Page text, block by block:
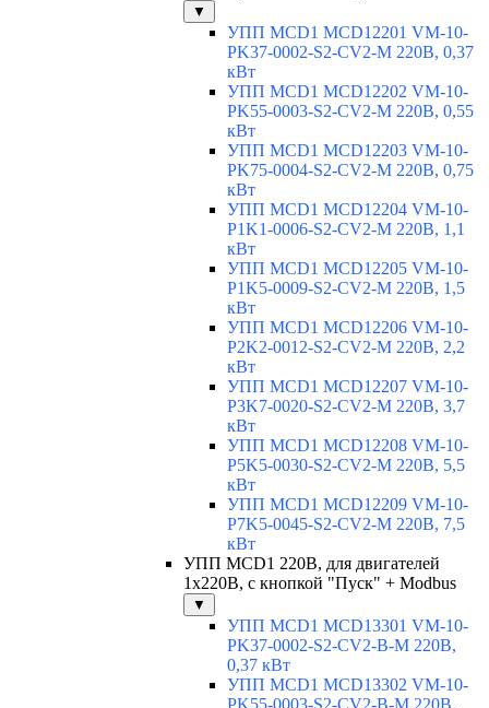
▼
УПП MCD1 MCD12201 VM-10-
PK37-0002-S2-CV2-M 220В, 0,37
кВт
УПП MCD1 MCD12202 VM-10-
PK55-0003-S2-CV2-M 220В, 0,55
кВт
УПП MCD1 MCD12203 VM-10-
PK75-0004-S2-CV2-M 220В, 0,75
кВт
УПП MCD1 MCD12204 VM-10-
P1K1-0006-S2-CV2-M 220В, 1,1
кВт
УПП MCD1 MCD12205 VM-10-
P1K5-0009-S2-CV2-M 220В, 1,5
кВт
УПП MCD1 MCD12206 VM-10-
P2K2-0012-S2-CV2-M 220В, 2,2
кВт
УПП MCD1 MCD12207 VM-10-
P3K7-0020-S2-CV2-M 220В, 3,7
кВт
УПП MCD1 MCD12208 VM-10-
P5K5-0030-S2-CV2-M 220В, 5,5
кВт
УПП MCD1 MCD12209 VM-10-
P7K5-0045-S2-CV2-M 220В, 7,5
кВт
УПП MCD1 220В, для двигателей
1х220В, с кнопкой "Пуск" + Modbus
▼
УПП MCD1 MCD13301 VM-10-
PK37-0002-S2-CV2-B-M 220В,
0,37 кВт
УПП MCD1 MCD13302 VM-10-
PK55-0003-S2-CV2-B-M 220В,